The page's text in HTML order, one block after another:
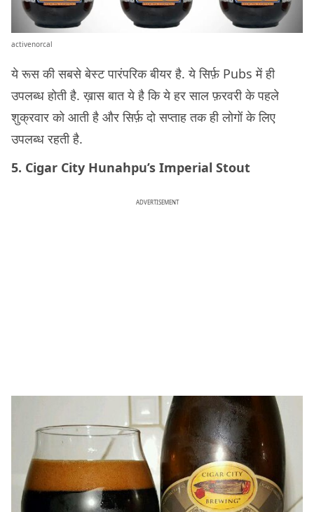
activenorcal
ये रूस की सबसे बेस्ट पारंपरिक बीयर है. ये सिर्फ़ Pubs में ही
उपलब्ध होती है. ख़ास बात ये है कि ये हर साल फ़रवरी के पहले
शुक्रवार को आती है और सिर्फ़ दो सप्ताह तक ही लोगों के लिए
उपलब्ध रहती है.
5. Cigar City Hunahpu’s Imperial Stout
ADVERTISEMENT